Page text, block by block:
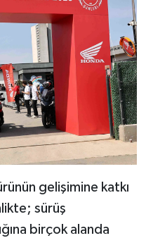
gelişimine katkı
sürüş
birçok alanda